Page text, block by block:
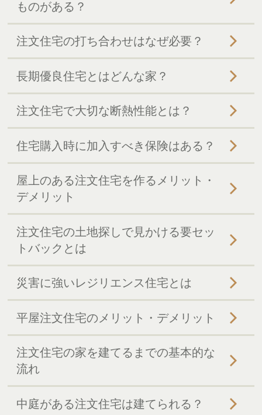
ものがある？
注文住宅の打ち合わせはなぜ必要？
長期優良住宅とはどんな家？
注文住宅で大切な断熱性能とは？
住宅購入時に加入すべき保険はある？
屋上のある注文住宅を作るメリット・
デメリット
注文住宅の土地探しで見かける要セッ
トバックとは
災害に強いレジリエンス住宅とは
平屋注文住宅のメリット・デメリット
注文住宅の家を建てるまでの基本的な
流れ
中庭がある注文住宅は建てられる？